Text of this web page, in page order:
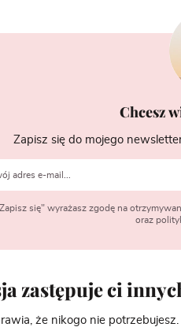
Chcesz
Zapisz się do mojego
się" wyrażasz zgodę na
oraz
zastępuje ci
że nikogo nie